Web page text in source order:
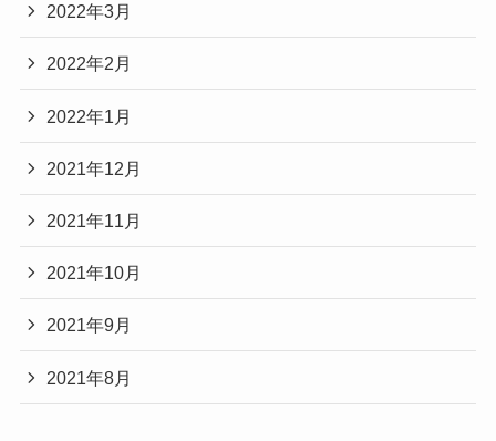
2022年3月
2022年2月
2022年1月
2021年12月
2021年11月
2021年10月
2021年9月
2021年8月